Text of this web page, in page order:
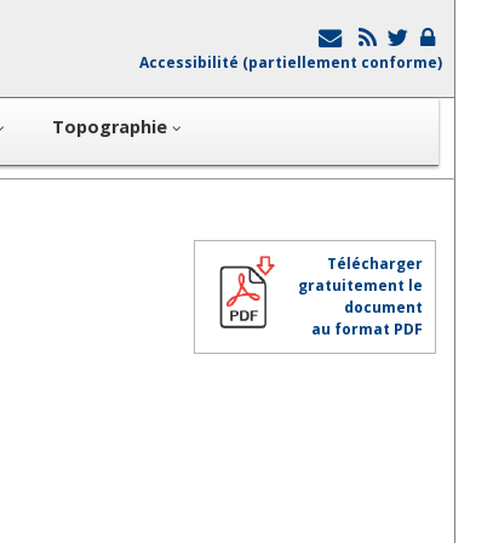
Accessibilité (partiellement conforme)
Topographie
Télécharger
gratuitement le
document
au format PDF